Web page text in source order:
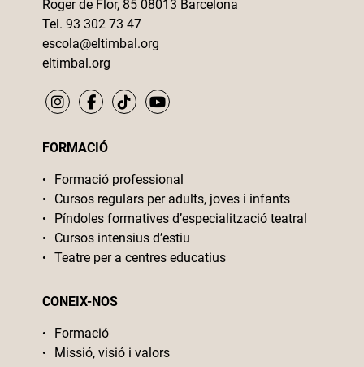
Roger de Flor, 85 08013 Barcelona
Tel. 93 302 73 47
escola@eltimbal.org
eltimbal.org
FORMACIÓ
Formació professional
Cursos regulars per adults, joves i infants
Píndoles formatives d’especialització teatral
Cursos intensius d’estiu
Teatre per a centres educatius
CONEIX-NOS
Formació
Missió, visió i valors